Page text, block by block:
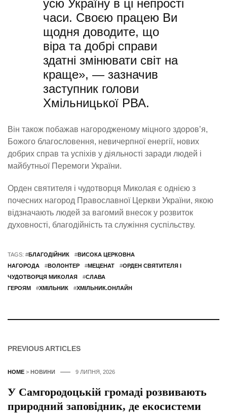
усю Україну в ці непрості
часи. Своєю працею Ви
щодня доводите, що
віра та добрі справи
здатні змінювати світ на
краще», — зазначив
заступник голови
Хмільницької РВА.
Він також побажав нагородженому міцного здоров’я,
Божого благословення, невичерпної енергії, нових
добрих справ та успіхів у діяльності заради людей і
майбутньої Перемоги України.
Орден святителя і чудотворця Миколая є однією з
почесних нагород Православної Церкви України, якою
відзначають людей за вагомий внесок у розвиток
духовності, благодійність та служіння суспільству.
TAGS: #БЛАГОДІЙНИК #ВИСОКА ЦЕРКОВНА
НАГОРОДА
#ВОЛОНТЕР #МЕЦЕНАТ #ОРДЕН СВЯТИТЕЛЯ І
ЧУДОТВОРЦЯ МИКОЛАЯ
#СЛАВА
ГЕРОЯМ
#ХМІЛЬНИК #ХМІЛЬНИК.ОНЛАЙН
PREVIOUS ARTICLES
HOME > НОВИНИ 9 ЛИПНЯ, 2026
У Самгородоцькій громаді розвивають
природний заповідник, де екосистеми